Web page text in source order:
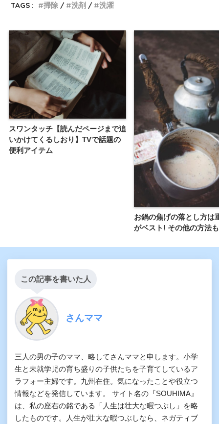
TAGS :
掃除 洗剤 洗濯
スワンタッチ【読んだページまで追
いかけてくるしおり】TVで話題の
便利アイテム
お鍋の焦げの落とし方は
がベスト! その他の方法
この記事を書いた人
さんママ
三人の男の子のママ、略してさんママと申します。小学
生と未就学児の育ち盛りの子供たちを子育てしているア
ラフォー主婦です。九州在住。気になったことや役立つ
情報などを発信しています。 サイト名の『SOUHIMA』
は、私の座右の銘である「人生は壮大な暇つぶし」を略
したものです。人生が壮大な暇つぶしなら、ネガティブ